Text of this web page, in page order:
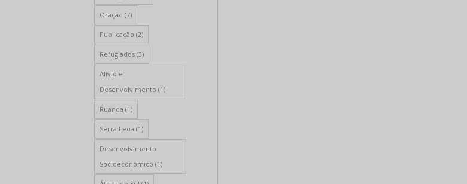
Oração (7)
Publicação (2)
Refugiados (3)
Alívio e
Desenvolvimento (1)
Ruanda (1)
Serra Leoa (1)
Desenvolvimento
Socioeconômico (1)